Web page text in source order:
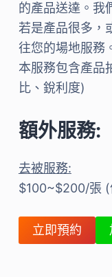
的產品送達。我
若是產品很多，
往您的場地服務
本服務包含產品
比、銳利度)
額外服務:
去被服務:
$100~$200/張 (
立即預約